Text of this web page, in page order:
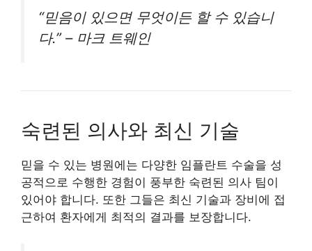
“믿음이 있으면 무엇이든 할 수 있습니
다.” – 마크 트웨인
숙련된 의사와 최신 기술
믿을 수 있는 병원에는 다양한 임플란트 수술을 성
공적으로 수행한 경험이 풍부한 숙련된 의사 팀이
있어야 합니다. 또한 그들은 최신 기술과 장비에 접
근하여 환자에게 최적의 결과를 보장합니다.